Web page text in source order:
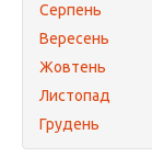
Серпень
Вересень
Жовтень
Листопад
Грудень